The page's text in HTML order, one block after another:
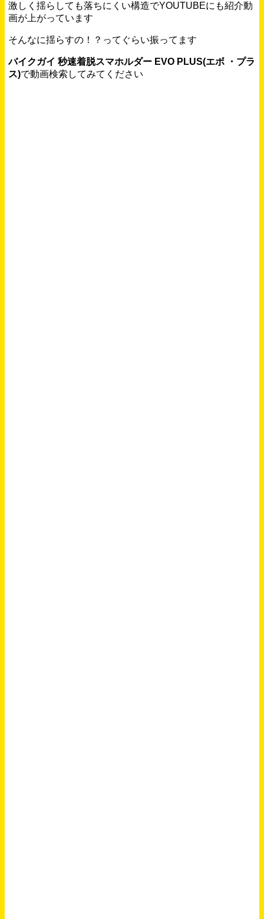
激しく揺らしても落ちにくい構造でYOUTUBEにも紹介動
画が上がっています
そんなに揺らすの！？ってぐらい振ってます
バイクガイ 秒速着脱スマホルダー EVO PLUS(エボ ・プラ
ス)で動画検索してみてください